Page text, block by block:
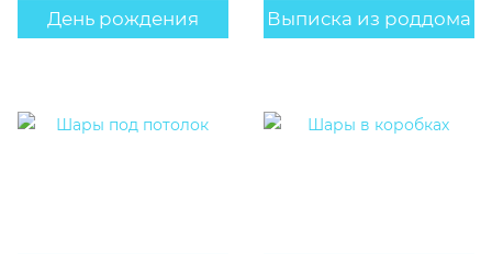
День рождения Выписка из роддома